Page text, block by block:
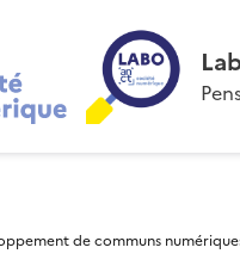
de communs